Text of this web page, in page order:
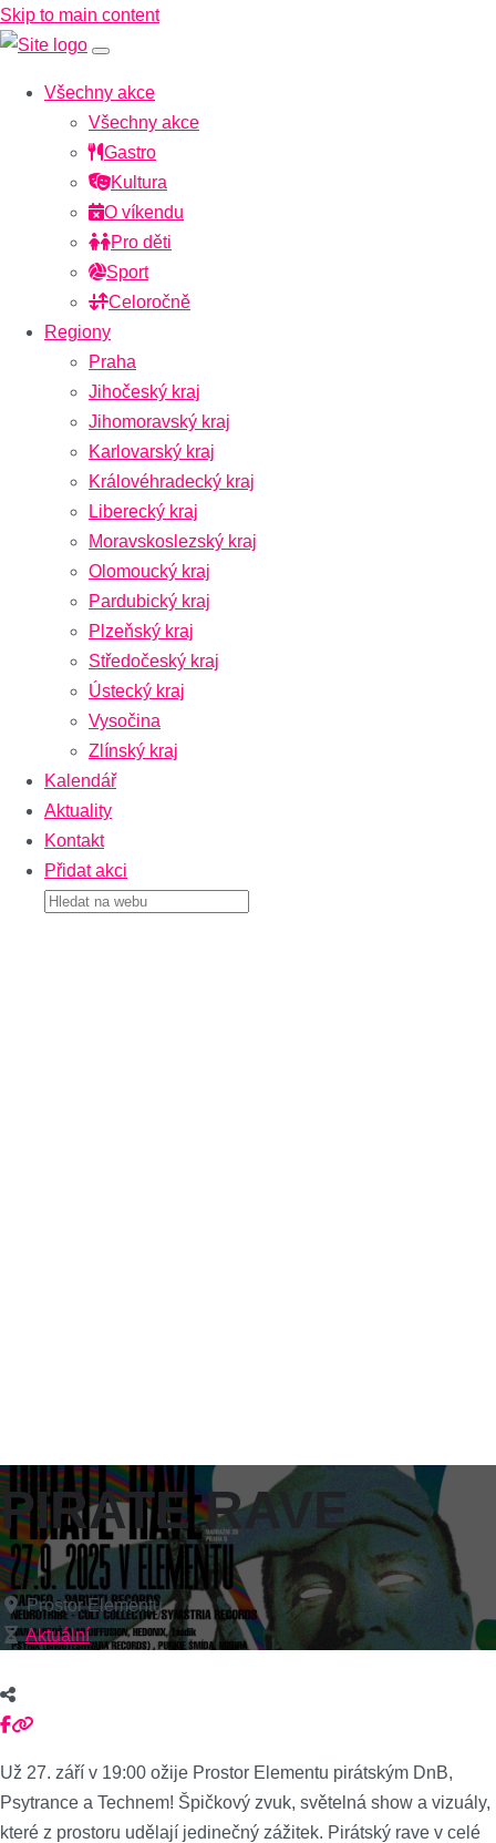
Skip to main content
Všechny akce
Všechny akce
Gastro
Kultura
O víkendu
Pro děti
Sport
Celoročně
Regiony
Praha
Jihočeský kraj
Jihomoravský kraj
Karlovarský kraj
Královéhradecký kraj
Liberecký kraj
Moravskoslezský kraj
Olomoucký kraj
Pardubický kraj
Plzeňský kraj
Středočeský kraj
Ústecký kraj
Vysočina
Zlínský kraj
Kalendář
Aktuality
Kontakt
Přidat akci
PIRATE RAVE
Prostor Elementu
Aktuální
Už 27. září v 19:00 ožije Prostor Elementu pirátským DnB,
Psytrance a Technem! Špičkový zvuk, světelná show a vizuály,
které z prostoru udělají jedinečný zážitek. Pirátský rave v celé